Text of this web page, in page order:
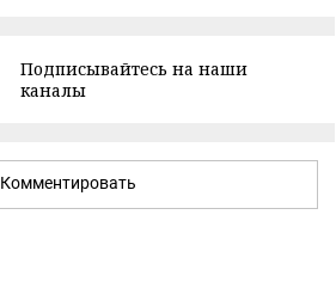
Подписывайтесь на наши
каналы
Комментировать